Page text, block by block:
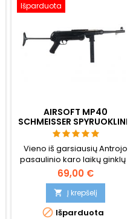
Išparduota
AIRSOFT MP40
SCHMEISSER SPYRUOKLINIS
AUTOMATAS
Vieno iš garsiausių Antrojo
pasaulinio karo laikų ginklų -
MP40 Schmeisser - 1:1 dydžio
kopija. Pagaminta iš plastiko.
69,00 €
 Į krepšelį
 Išparduota